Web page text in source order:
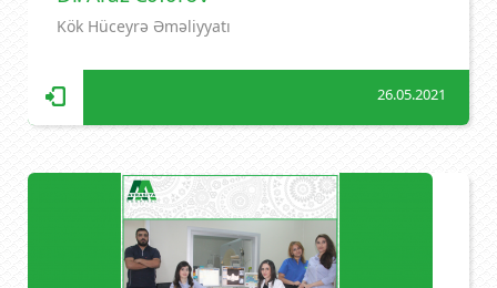
Kök Hüceyrə Əməliyyatı
26.05.2021